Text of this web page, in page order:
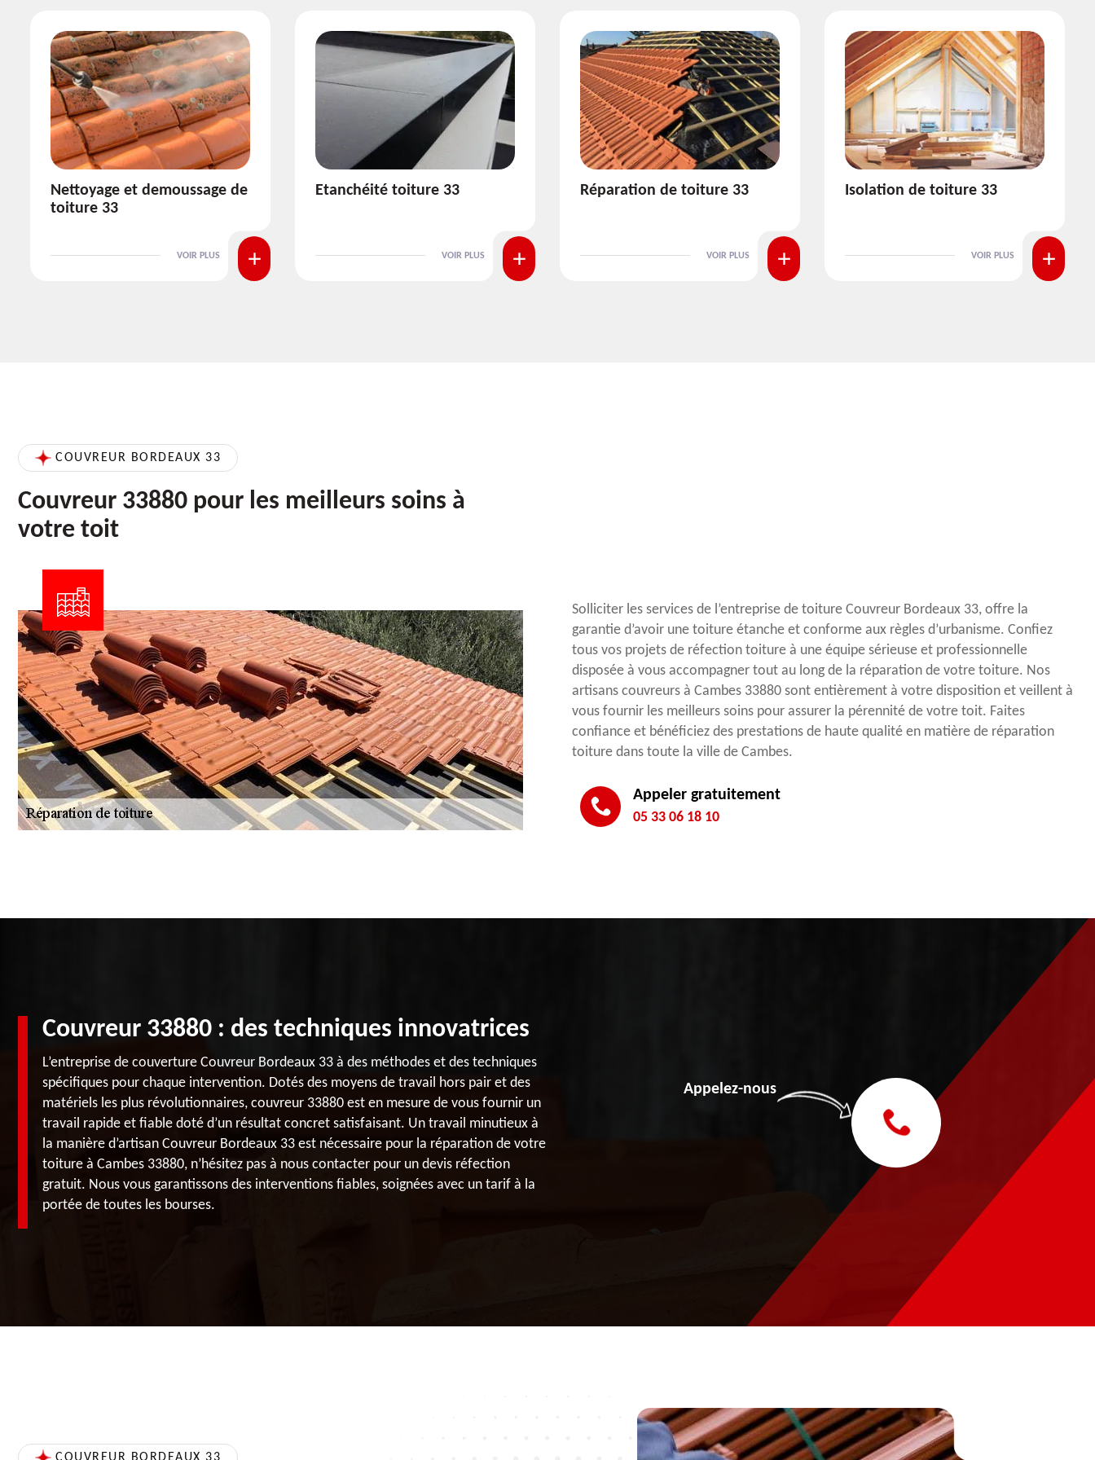
Etanchéité toiture 33
VOIR PLUS
Réparation de toiture 33
VOIR PLUS
Isolation de toiture 33
VOIR PLUS
Pose et nettoyage de
VOIR PLUS
COUVREUR BORDEAUX 33
Couvreur 33880 pour les meilleurs soins à
votre toit
Solliciter les services de l’entreprise de toiture Couvreur Bordeaux 33, offre la
garantie d’avoir une toiture étanche et conforme aux règles d’urbanisme. Confiez
tous vos projets de réfection toiture à une équipe sérieuse et professionnelle
disposée à vous accompagner tout au long de la réparation de votre toiture. Nos
artisans couvreurs à Cambes 33880 sont entièrement à votre disposition et veillent à
vous fournir les meilleurs soins pour assurer la pérennité de votre toit. Faites
confiance et bénéficiez des prestations de haute qualité en matière de réparation
toiture dans toute la ville de Cambes.
Appeler gratuitement
05 33 06 18 10
Couvreur 33880 : des techniques innovatrices
L’entreprise de couverture Couvreur Bordeaux 33 à des méthodes et des techniques
spécifiques pour chaque intervention. Dotés des moyens de travail hors pair et des
matériels les plus révolutionnaires, couvreur 33880 est en mesure de vous fournir un
travail rapide et fiable doté d’un résultat concret satisfaisant. Un travail minutieux à
la manière d’artisan Couvreur Bordeaux 33 est nécessaire pour la réparation de votre
toiture à Cambes 33880, n’hésitez pas à nous contacter pour un devis réfection
gratuit. Nous vous garantissons des interventions fiables, soignées avec un tarif à la
portée de toutes les bourses.
Appelez-nous